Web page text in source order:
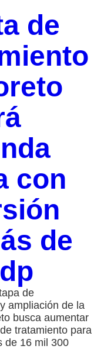
de
con
de
de
ampliación de la
busca aumentar
tratamiento para
de 16 mil 300